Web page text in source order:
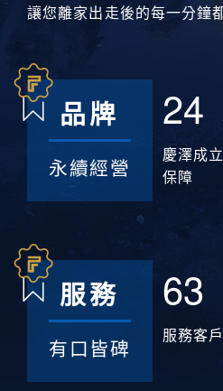
讓您離家出走後的每一分鐘
24
慶澤成
保障
品牌
永續經營
63
服務客
服務
有口皆碑